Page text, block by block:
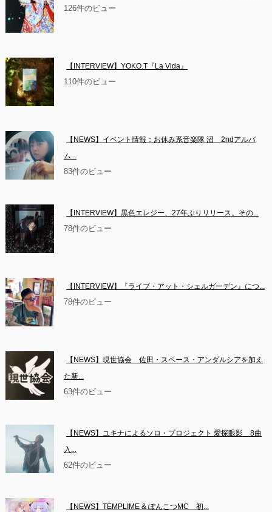
126件のビュー
【INTERVIEW】YOKO.T『La Vida』
110件のビュー
【NEWS】イベント情報：お休み系音楽隊 沼　2ndアルバ
ム...
83件のビュー
【INTERVIEW】黒色エレジー、27年ぶりリリース。その...
78件のビュー
【INTERVIEW】『ライブ・アット・シェルガーデン』につ...
78件のビュー
【NEWS】現世協会　佐田・スペース・アンダルシアを加え
た新...
63件のビュー
【NEWS】ユキナによるソロ・プロジェクト 愛探眼影　8曲
入...
62件のビュー
【NEWS】TEMPLIME & ぽんこつMC　初...